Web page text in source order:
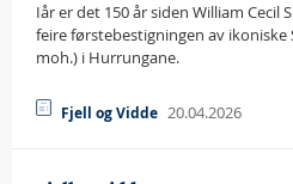
Iår er det 150 år siden William
feire førstebestigningen av ikoniske
moh.) i Hurrungane.
Fjell og Vidde 20.04.2026